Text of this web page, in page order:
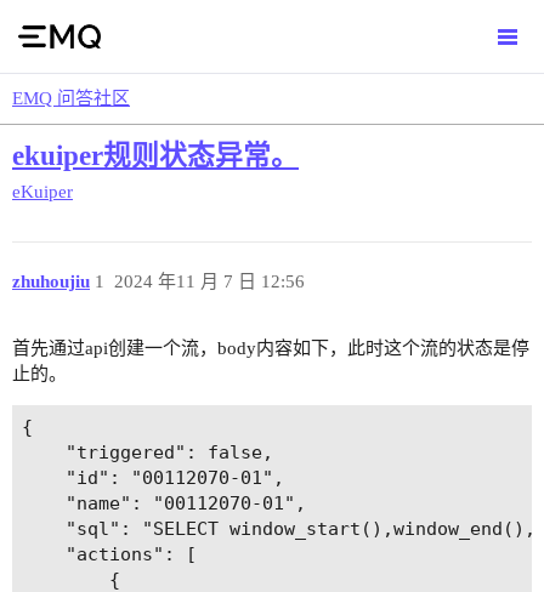
EMQ 问答社区
ekuiper规则状态异常。
eKuiper
zhuhoujiu 2024 年11 月 7 日 12:56
1
首先通过api创建一个流，body内容如下，此时这个流的状态是停
止的。
{
    "triggered": false,
    "id": "00112070-01",
    "name": "00112070-01",
"sql": "SELECT
    "actions": [
        {